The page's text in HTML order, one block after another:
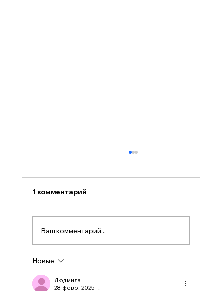
ресторанов Кореи
1 комментарий
Ваш комментарий...
Новые
Людмила
28 февр. 2025 г.